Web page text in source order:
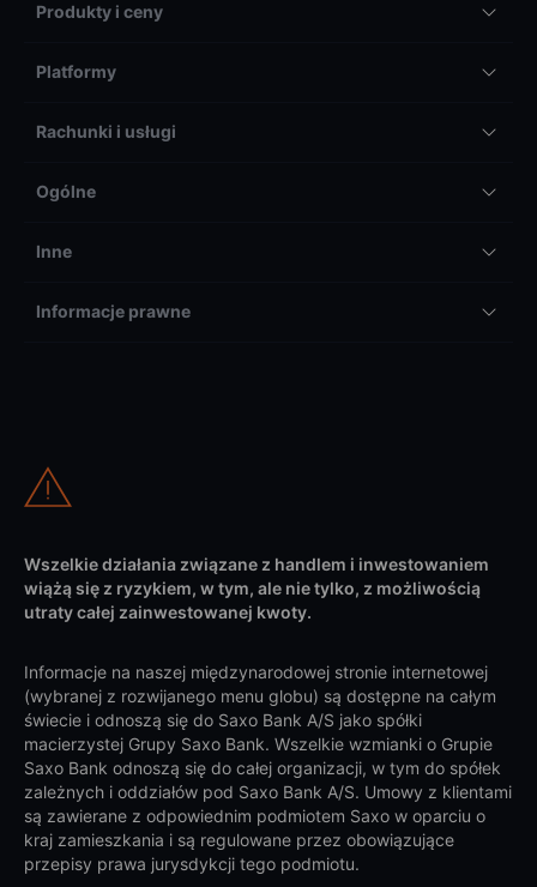
Produkty i ceny
Platformy
Rachunki i usługi
Ogólne
Inne
Informacje prawne
Wszelkie działania związane z handlem i inwestowaniem
wiążą się z ryzykiem, w tym, ale nie tylko, z możliwością
utraty całej zainwestowanej kwoty.
Informacje na naszej międzynarodowej stronie internetowej
(wybranej z rozwijanego menu globu) są dostępne na całym
świecie i odnoszą się do Saxo Bank A/S jako spółki
macierzystej Grupy Saxo Bank. Wszelkie wzmianki o Grupie
Saxo Bank odnoszą się do całej organizacji, w tym do spółek
zależnych i oddziałów pod Saxo Bank A/S. Umowy z klientami
są zawierane z odpowiednim podmiotem Saxo w oparciu o
kraj zamieszkania i są regulowane przez obowiązujące
przepisy prawa jurysdykcji tego podmiotu.